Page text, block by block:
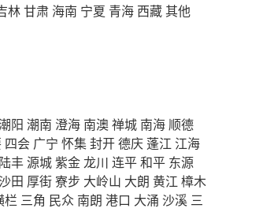
林甘肃 海南 宁夏 青海 西藏其他
阳 潮南 澄海 南澳禅城 南海 顺德
四会 广宁 怀集封开德庆 蓬江 江海
陆丰源城紫金龙川 连平和平 东源
田 厚街寮步 大岭山 大朗 黄江 樟木
栏 三角 民众 南朗 港口 大涌 沙溪 三